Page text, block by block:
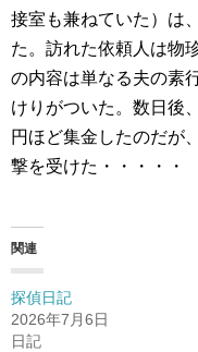
接室も兼ねていた）は
た。訪れた依頼人は物
の内容は単なる夫の素
けりがついた。数日後
円ほど集金したのだが
撃を受けた・・・・・
関連
探偵日記
2026年7月6日
日記